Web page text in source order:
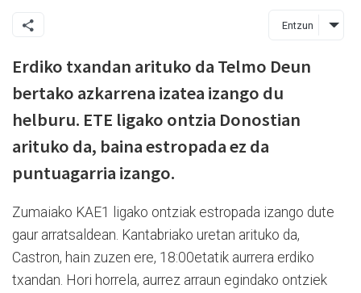
Entzun
Erdiko txandan arituko da Telmo Deun
bertako azkarrena izatea izango du
helburu. ETE ligako ontzia Donostian
arituko da, baina estropada ez da
puntuagarria izango.
Zumaiako KAE1 ligako ontziak estropada izango dute
gaur arratsaldean. Kantabriako uretan arituko da,
Castron, hain zuzen ere, 18:00etatik aurrera erdiko
txandan. Hori horrela, aurrez arraun egindako ontziek